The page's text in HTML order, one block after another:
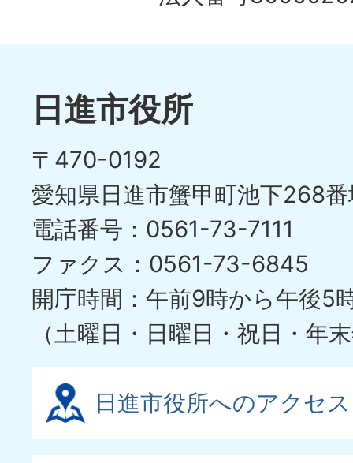
日進市役所
〒470-0192
愛知県日進市蟹甲町池下268
電話番号：0561-73-7111
ファクス：0561-73-6845
開庁時間：午前9時から午後5
（土曜日・日曜日・祝日・年
日進市役所へのアクセス